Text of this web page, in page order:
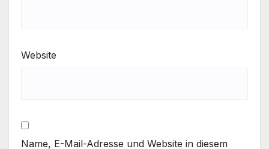
Website
Name, E-Mail-Adresse und Website in diesem